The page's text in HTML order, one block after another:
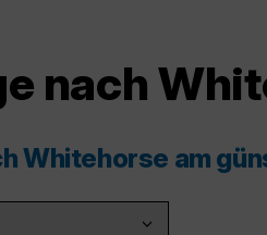
nach
Whitehorse am